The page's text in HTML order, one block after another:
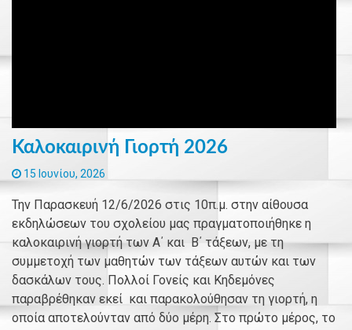
Καλοκαιρινή Γιορτή 2026
15 Ιουνίου, 2026
Την Παρασκευή 12/6/2026 στις 10π.μ. στην αίθουσα
εκδηλώσεων του σχολείου μας πραγματοποιήθηκε η
καλοκαιρινή γιορτή των Α΄ και Β΄ τάξεων, με τη
συμμετοχή των μαθητών των τάξεων αυτών και των
δασκάλων τους. Πολλοί Γονείς και Κηδεμόνες
παραβρέθηκαν εκεί και παρακολούθησαν τη γιορτή, η
οποία αποτελούνταν από δύο μέρη. Στο πρώτο μέρος, το